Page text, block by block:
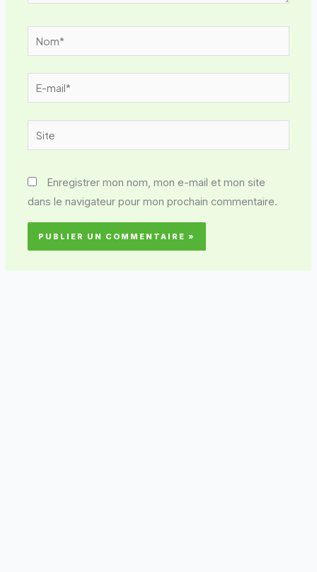
Nom*
E-
mail*
Site
Enregistrer mon nom, mon e-mail et mon site
dans le navigateur pour mon prochain commentaire.